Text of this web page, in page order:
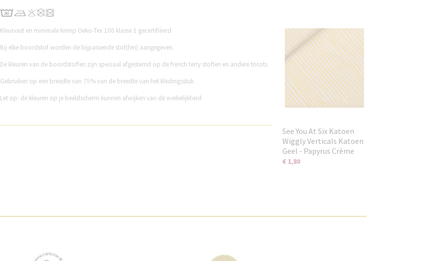
Kleurvast en minimale krimp Oeko-Tex 100 klasse 1 gecertifiëerd
Bij elke boordstof worden de bijpassende stof(fen) aangegeven.
De kleuren van de boordstoffen zijn speciaal afgestemd op de french terry stoffen en andere tricots
Gebruiken op een breedte van 75% van de breedte van het kledingsstuk
Let op: de kleuren op je beeldscherm kunnen afwijken van de werkelijkheid
See You At Six Katoen
Wiggly Verticals Katoen
Geel - Papyrus Crème
€ 1,80